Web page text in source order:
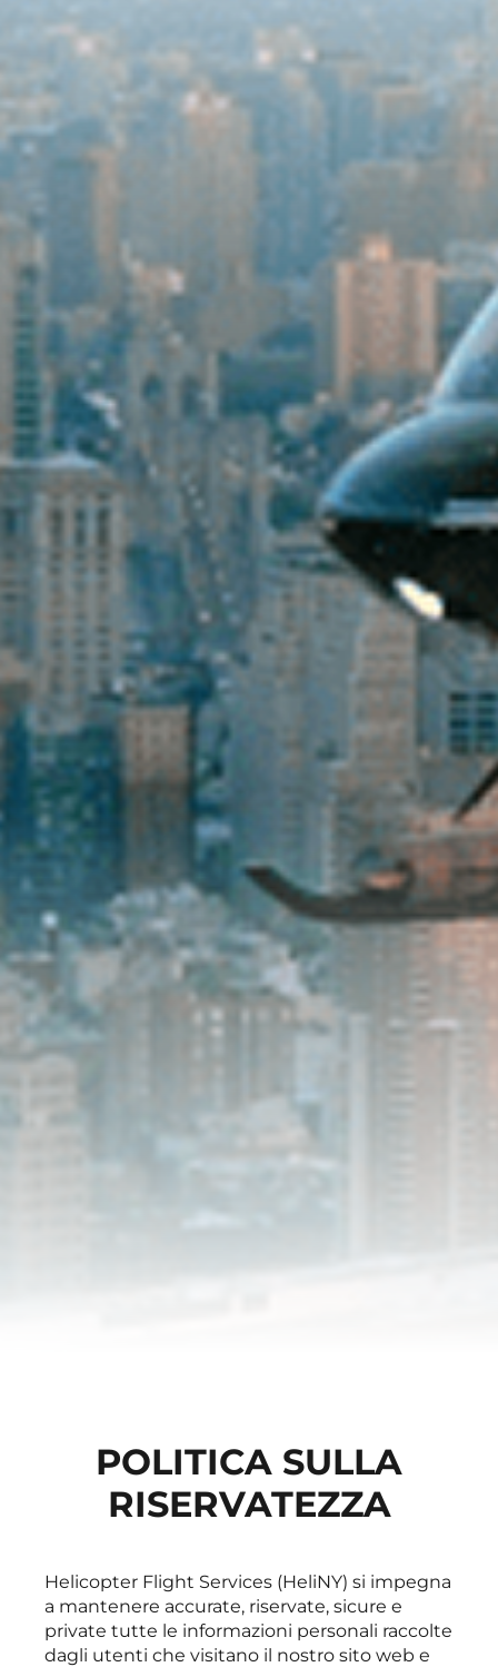
POLITICA SULLA
RISERVATEZZA
Helicopter Flight Services (HeliNY) si impegna
a mantenere accurate, riservate, sicure e
private tutte le informazioni personali raccolte
dagli utenti che visitano il nostro sito web e